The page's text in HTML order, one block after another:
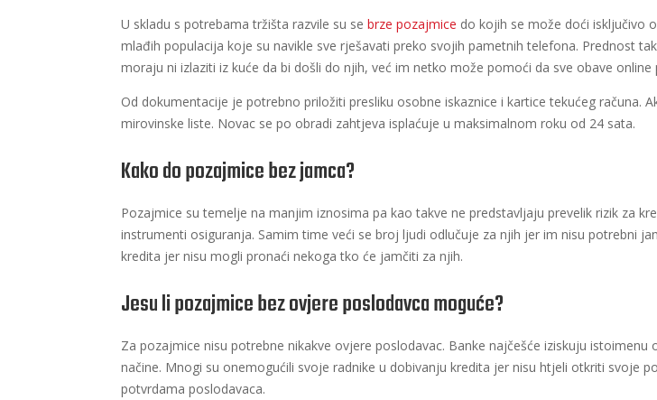
U skladu s potrebama tržišta razvile su sebrze pozajmice do kojih se može doći isključivo
mlađih populacija koje su navikle sve rješavati preko svojih pametnih telefona. Prednost
moraju ni izlaziti iz kuće da bi došli do njih, već im netko može pomoći da sve obave online
Od dokumentacije je potrebno priložiti presliku osobne iskaznice i kartice tekućeg
mirovinske liste. Novac se po obradi zahtjeva isplaćuje u maksimalnom roku od 24 sata.
Kako do pozajmice bez jamca?
Pozajmice su temelje na manjim iznosima pa kao takve ne predstavljaju prevelik rizik za
instrumenti osiguranja. Samim time veći se broj ljudi odlučuje za njih jer im nisu potrebni
kredita jer nisu mogli pronaći nekoga tko će jamčiti za njih.
Jesu li pozajmice bez ovjere poslodavca moguće?
Za pozajmice nisu potrebne nikakve ovjere poslodavac. Banke najčešće iziskuju
načine. Mnogi su onemogućili svoje radnike u dobivanju kredita jer nisu htjeli otkriti svoje
potvrdama poslodavaca.